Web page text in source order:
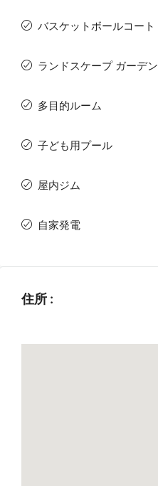
バスケットボールコート
ランドスケープ ガーデン
多目的ルーム
子ども用プール
屋内ジム
自家発電
住所 :